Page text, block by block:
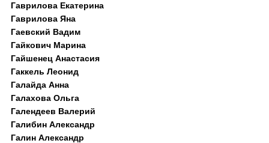
Гаврилова Екатерина
Гаврилова Яна
Гаевский Вадим
Гайкович Марина
Гайшенец Анастасия
Гаккель Леонид
Галайда Анна
Галахова Ольга
Галендеев Валерий
Галибин Александр
Галин Александр